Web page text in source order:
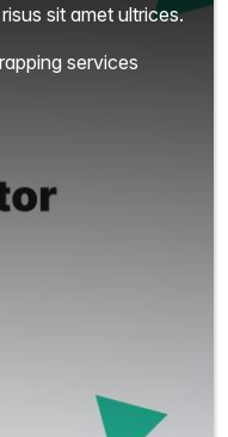
sit amet ultrices.
services